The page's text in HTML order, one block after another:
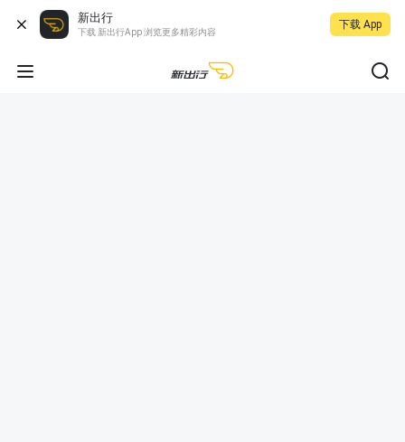
新出行
下载 新出行App 浏览更多精彩内容
下载 App